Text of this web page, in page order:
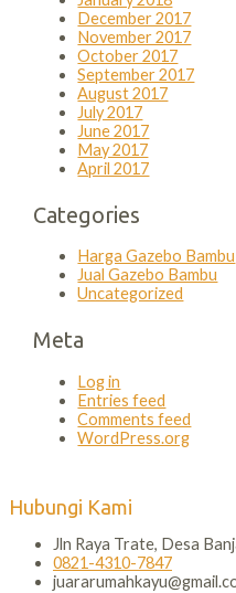
December 2017
November 2017
October 2017
September 2017
August 2017
July 2017
June 2017
May 2017
April 2017
Categories
Harga Gazebo Bambu
Jual Gazebo Bambu
Uncategorized
Meta
Log in
Entries feed
Comments feed
WordPress.org
Hubungi Kami
Jln Raya Trate, Desa
0821-4310-7847